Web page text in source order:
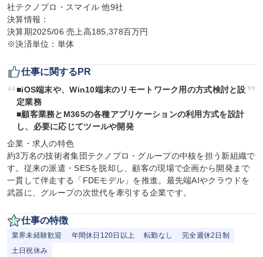
社テクノプロ・スマイル 他9社
決算情報：
決算期2025/06 売上高185,378百万円
※決済単位：単体
仕事に関するPR
■iOS端末や、Win10端末のリモートワーク用の方式検討と設
定業務
■顧客業務とM365の各種アプリケーションの利用方式を設計
し、必要に応じてツールや開発
企業・求人の特色
約3万名の技術者集団テクノプロ・グループの中核を担う新組織で
す。従来の派遣・SESを脱却し、顧客の現場で企画から開発まで
一貫して伴走する「FDEモデル」を推進。最先端AIやクラウドを
武器に、グループの次世代を牽引する企業です。
仕事の特徴
業界未経験歓迎 年間休日120日以上 転勤なし
完全週休2日制
土日祝休み